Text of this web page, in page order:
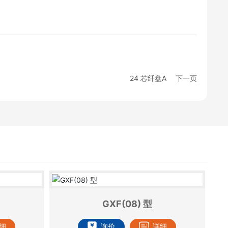
24 芯纤盘A 下一页
GXF(08) 型
询价 详细